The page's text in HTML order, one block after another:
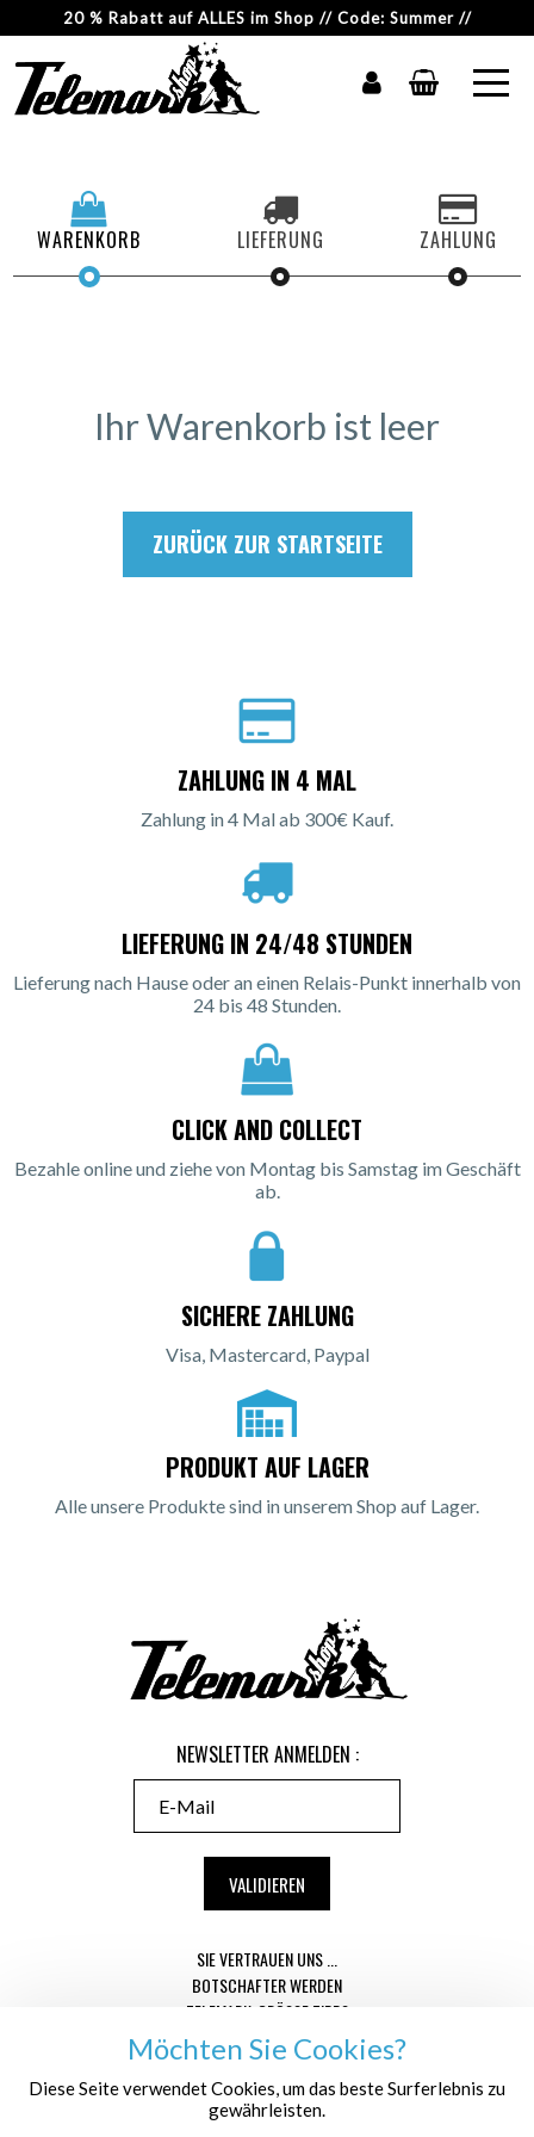
20 % Rabatt auf ALLES im Shop // Code: Summer //
WARENKORB LIEFERUNG ZAHLUNG
Ihr Warenkorb ist leer
ZURÜCK ZUR STARTSEITE
ZAHLUNG IN 4 MAL
Zahlung in 4 Mal ab 300€ Kauf.
LIEFERUNG IN 24/48 STUNDEN
Lieferung nach Hause oder an einen Relais-Punkt innerhalb von
24 bis 48 Stunden.
CLICK AND COLLECT
Bezahle online und ziehe von Montag bis Samstag im Geschäft
ab.
SICHERE ZAHLUNG
Visa, Mastercard, Paypal
PRODUKT AUF LAGER
Alle unsere Produkte sind in unserem Shop auf Lager.
NEWSLETTER ANMELDEN :
SIE VERTRAUEN UNS ...
BOTSCHAFTER WERDEN
TELEMARK-GRÖSSE TIPPS
CONDITIONS GÉNÉRALES DE VENTE
MENTIONS LÉGALES
DATENSCHUTZ
WER SIND WIR ?
Möchten Sie Cookies?
Diese Seite verwendet Cookies, um das beste Surferlebnis zu
gewährleisten.